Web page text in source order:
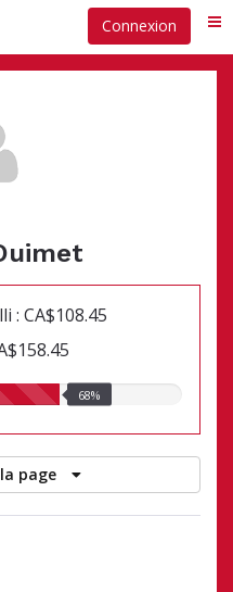
Connexion
: CA$108.45
68%
page